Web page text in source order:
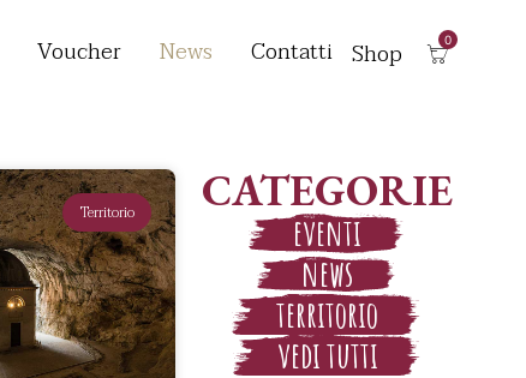
Voucher News Contatti Shop
Territorio CATEGORIE
eventi
news
territorio
vedi tutti